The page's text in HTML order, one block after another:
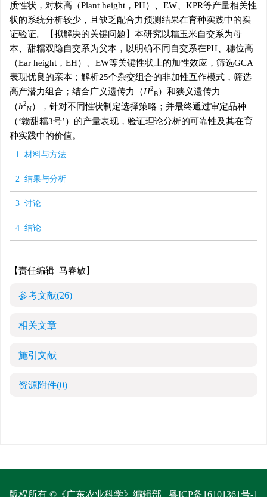
质性状，对株高（Plant height，PH）、EW、KPR等产量相关性
状的系统分析较少，且缺乏配合力预测结果在育种实践中的实
证验证。【拟解决的关键问题】本研究以糯玉米自交系为母
本、甜糯双隐自交系为父本，以明确不同自交系在PH、穗位高
（Ear height，EH）、EW等关键性状上的加性效应，筛选GCA
表现优良的亲本；解析25个杂交组合的非加性互作模式，筛选
高产潜力组合；结合广义遗传力（H2
B）和狭义遗传力
（h2
N），针对不同性状制定选择策略；并最终通过审定品种
（‘赣甜糯3号’）的产量表现，验证理论分析的可靠性及其在育
种实践中的价值。
1 材料与方法
2 结果与分析
3 讨论
4 结论
【责任编辑 马春敏】
参考文献(26)
相关文章
施引文献
资源附件(0)
版权所有 ©《广东农业科学》编辑部 粤ICP备16101361号-1